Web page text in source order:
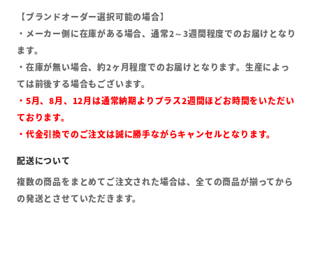
【ブランドオーダー選択可能の場合】
・メーカー側に在庫がある場合、通常2～3週間程度でのお届けとなり
ます。
・在庫が無い場合、約2ヶ月程度でのお届けとなります。生産によっ
ては前後する場合もございます。
・5月、8月、12月は通常納期よりプラス2週間ほどお時間をいただい
ております。
・代金引換でのご注文は誠に勝手ながらキャンセルとなります。
複数の商品をまとめてご注文された場合は、全ての商品が揃ってから
の発送とさせていただきます。